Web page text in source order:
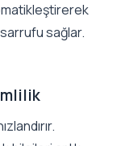
sağlar.